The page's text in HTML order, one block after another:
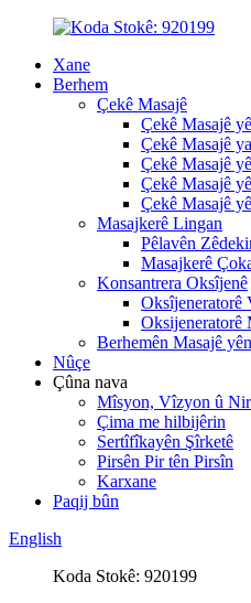
Xane
Berhem
Çekê Masajê
Çekê Masajê
Çekê Masajê
Çekê Masajê
Çekê Masajê
Çekê Masajê
Masajkerê Lingan
Pêlavên
Masajkerê
Konsantrera Oksîjenê
Oksîjeneratorê
Oksijeneratorê
Berhemên Masajê
Nûçe
Çûna nava
Mîsyon, Vîzyon û
Çima me hilbijêrin
Sertîfîkayên Şîrketê
Pirsên Pir tên Pirsîn
Karxane
Paqij bûn
English
Koda Stokê: 920199